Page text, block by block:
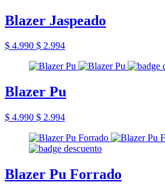
Blazer Jaspeado
$ 4.990 $ 2.994
Blazer Pu
$ 4.990 $ 2.994
Blazer Pu Forrado